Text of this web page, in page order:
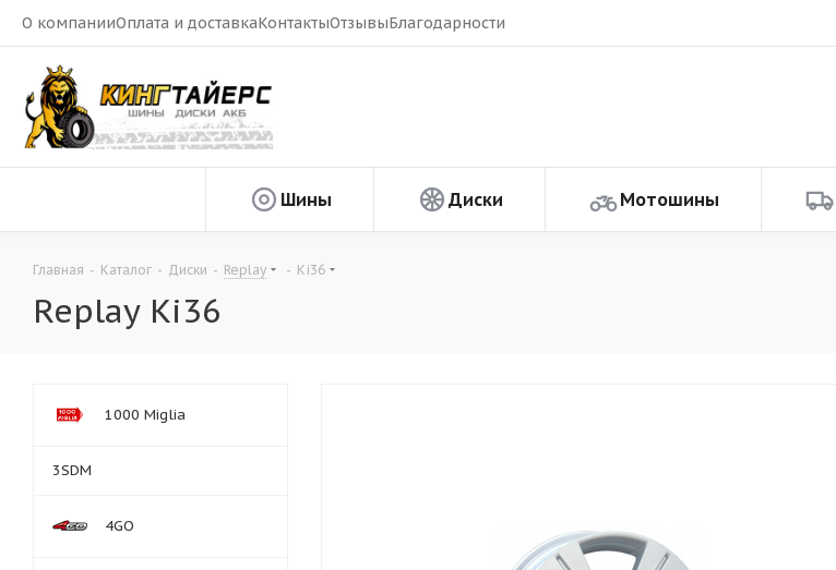
О компанииОплата и доставкаКонтактыОтзывыБлагодарности
Шины Диски Мотошины
Главная - Каталог - Диски - Replay - Ki36
Replay Ki36
1000 Miglia
3SDM
4GO